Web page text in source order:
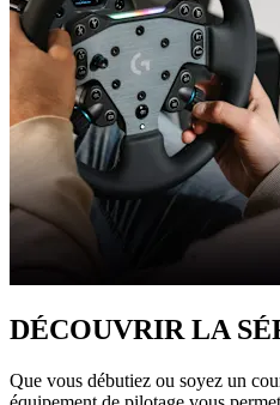
DÉCOUVRIR LA
Que vous débutiez ou soyez un